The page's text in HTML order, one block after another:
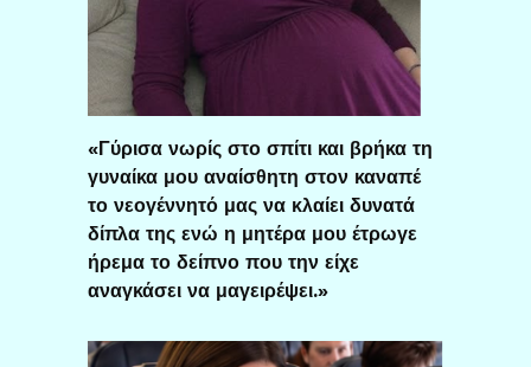
«Γύρισα νωρίς στο σπίτι και βρήκα τη
γυναίκα μου αναίσθητη στον καναπέ
το νεογέννητό μας να κλαίει δυνατά
δίπλα της ενώ η μητέρα μου έτρωγε
ήρεμα το δείπνο που την είχε
αναγκάσει να μαγειρέψει.»